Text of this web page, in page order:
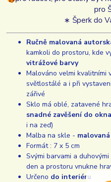
pro
∗ Šperk do
Ručně malovaná
kamkoli do prostoru, kde
vitrážové barvy
Malováno velmi kvalitními
světlostálé a i při
zářivé
Sklo má oblé, zatavené
snadné zavěšení do okna
i na zeď)
Malba na skle -
Formát : 7 x 5 cm
Svými barvami a
den a prostoru vnukne
Určeno do interiéru